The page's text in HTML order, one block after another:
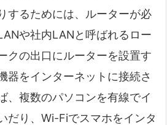
するためには、ルーターが必
や社内LANと呼ばれるロー
クの出口にルーターを設置す
器をインターネットに接続さ
、複数のパソコンを有線でイ
だり、Wi-Fiでスマホをインタ